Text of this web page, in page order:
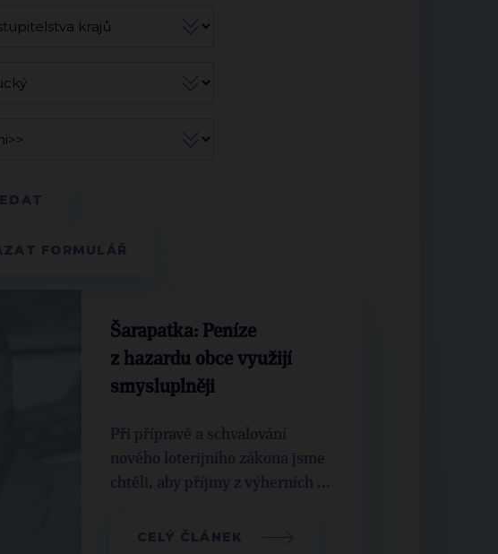
Šarapatka: Peníze
z hazardu obce využijí
smysluplněji
Při přípravě a schvalování
nového loterijního zákona jsme
chtěli, aby příjmy z výherních ...
CELÝ ČLÁNEK